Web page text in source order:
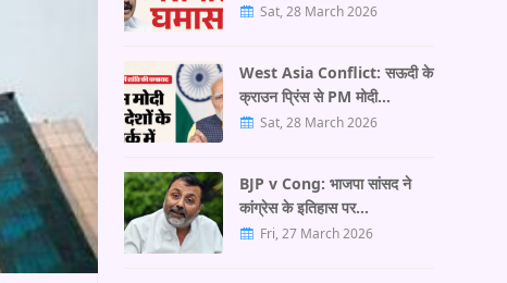
Sat, 28 March 2026
West Asia Conflict: सऊदी के
क्राउन प्रिंस से PM मोदी…
Sat, 28 March 2026
BJP v Cong: भाजपा सांसद ने
कांग्रेस के इतिहास पर…
Fri, 27 March 2026